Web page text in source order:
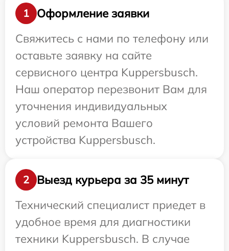
1
Оформление заявки
Свяжитесь с нами по телефону или
оставьте заявку на сайте
сервисного центра Kuppersbusch.
Наш оператор перезвонит Вам для
уточнения индивидуальных
условий ремонта Вашего
устройства Kuppersbusch.
2
Выезд курьера за 35 минут
Технический специалист приедет в
удобное время для диагностики
техники Kuppersbusch. В случае